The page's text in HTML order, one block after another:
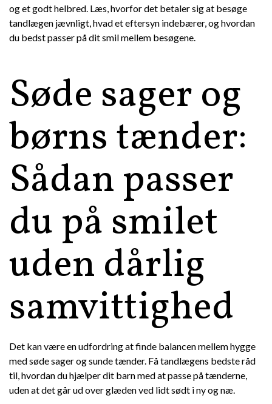
og et godt helbred. Læs, hvorfor det betaler sig at besøge
tandlægen jævnligt, hvad et eftersyn indebærer, og hvordan
du bedst passer på dit smil mellem besøgene.
Søde sager og
børns tænder:
Sådan passer
du på smilet
uden dårlig
samvittighed
Det kan være en udfordring at finde balancen mellem hygge
med søde sager og sunde tænder. Få tandlægens bedste råd
til, hvordan du hjælper dit barn med at passe på tænderne,
uden at det går ud over glæden ved lidt sødt i ny og næ.